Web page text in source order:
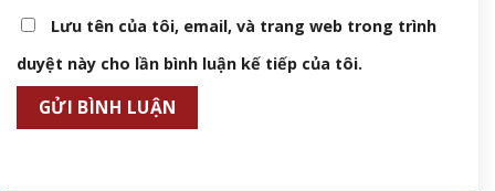
Lưu tên của tôi, email, và trang web trong trình
duyệt này cho lần bình luận kế tiếp của tôi.